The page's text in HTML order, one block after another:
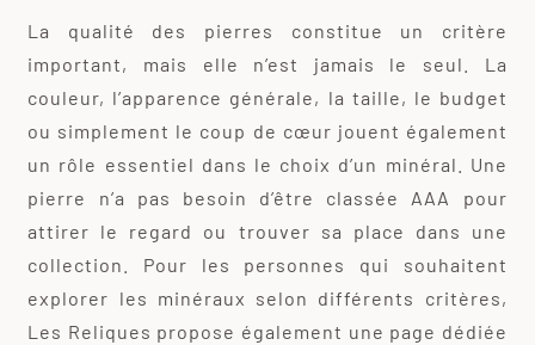
La qualité des pierres constitue un critère
important, mais elle n’est jamais le seul. La
couleur, l’apparence générale, la taille, le budget
ou simplement le coup de cœur jouent également
un rôle essentiel dans le choix d’un minéral. Une
pierre n’a pas besoin d’être classée AAA pour
attirer le regard ou trouver sa place dans une
collection. Pour les personnes qui souhaitent
explorer les minéraux selon différents critères,
Les Reliques propose également une page dédiée